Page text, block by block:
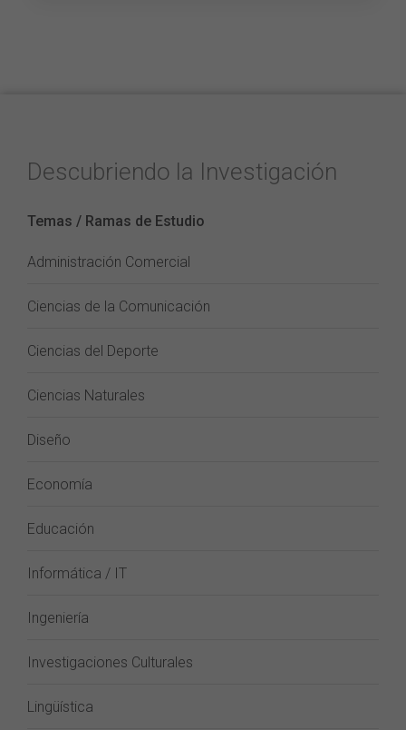
Descubriendo la Investigación
Temas / Ramas de Estudio
Administración Comercial
Ciencias de la Comunicación
Ciencias del Deporte
Ciencias Naturales
Diseño
Economía
Educación
Informática / IT
Ingeniería
Investigaciones Culturales
Lingüística